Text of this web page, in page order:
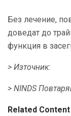
Без лечение,
доведат до
функция в
> Източник:
> NINDS
Related Content